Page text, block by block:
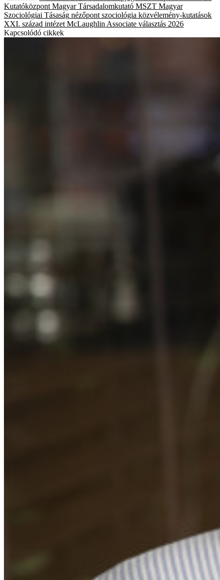
Kutatóközpont Magyar Társadalomkutató MSZT Magyar
Szociológiai Tásaság nézőpont szociológia közvélemény-kutatások
XXI. század intézet McLaughlin Associate választás 2026
Kapcsolódó cikkek